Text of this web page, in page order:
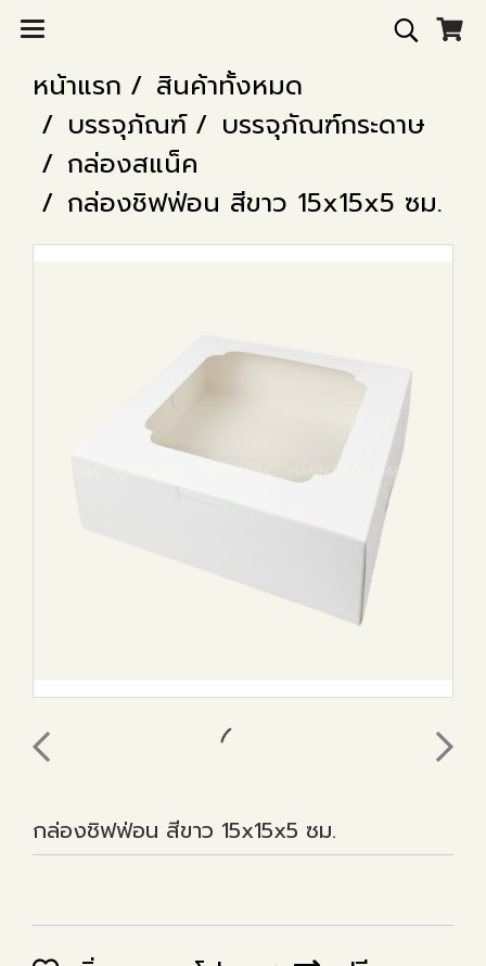
หน้าแรก
สินค้าทั้งหมด
บรรจุภัณฑ์
บรรจุภัณฑ์กระดาษ
กล่องสแน็ค
กล่องชิฟฟ่อน สีขาว 15x15x5 ซม.
กล่องชิฟฟ่อน สีขาว 15x15x5 ซม.